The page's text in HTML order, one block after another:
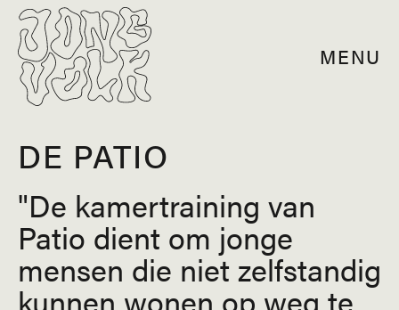
MENU
DE PATIO
De kamertraining van
Patio dient om jonge
mensen die niet zelfstandig
kunnen wonen op weg te